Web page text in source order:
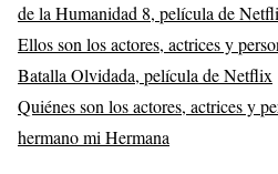
de la Humanidad 8, película de
Ellos son los actores, actrices y
Batalla Olvidada, película de Netflix
Quiénes son los actores, actrices y
hermano mi Hermana